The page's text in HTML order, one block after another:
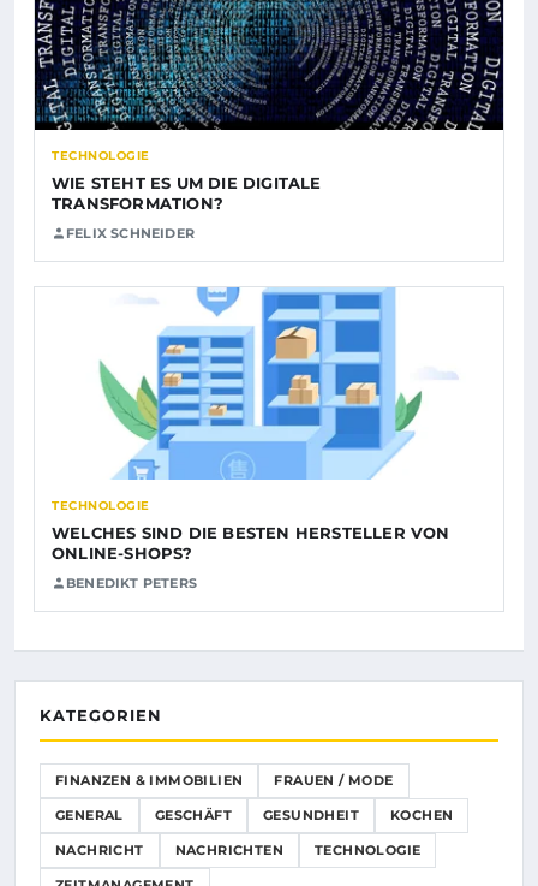
TECHNOLOGIE
WIE STEHT ES UM DIE DIGITALE
TRANSFORMATION?
FELIX SCHNEIDER
TECHNOLOGIE
WELCHES SIND DIE BESTEN HERSTELLER VON
ONLINE-SHOPS?
BENEDIKT PETERS
KATEGORIEN
FINANZEN & IMMOBILIEN FRAUEN / MODE
GENERAL GESCHÄFT GESUNDHEIT KOCHEN
NACHRICHT NACHRICHTEN TECHNOLOGIE